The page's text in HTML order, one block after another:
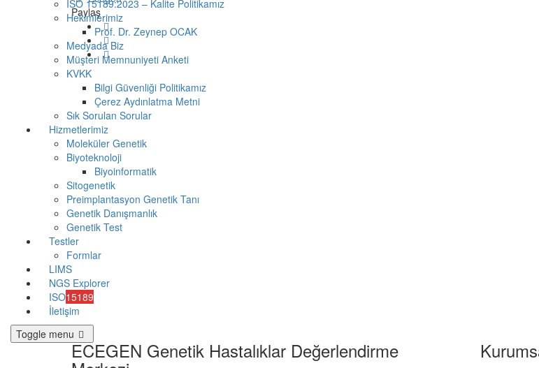
ISO 15189:2023 – Kalite Politikamız
Hekimlerimiz
Prof. Dr. Zeynep OCAK
Medyada Biz
Müşteri Memnuniyeti Anketi
KVKK
Bilgi Güvenliği Politikamız
Çerez Aydınlatma Metni
Sık Sorulan Sorular
Hizmetlerimiz
Moleküler Genetik
Biyoteknoloji
Biyoinformatik
Sitogenetik
Preimplantasyon Genetik Tanı
Genetik Danışmanlık
Genetik Test
Testler
Formlar
LIMS
NGS Explorer
ISO15189
İletişim
Toggle menu
Paylaş
ECEGEN Genetik Hastalıklar Değerlendirme